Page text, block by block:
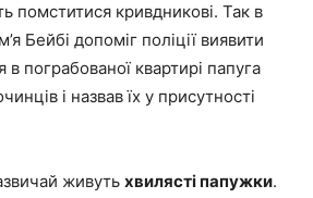
помститися кривдникові. Так в
Бейбі допоміг поліції виявити
в пограбованої квартирі папуга
і назвав їх у присутності
живуть хвилясті папужки.